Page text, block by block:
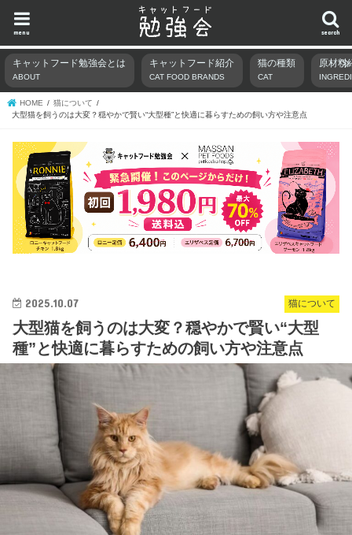
search
menu
キャットフード勉強会とは
ABOUT
キャットフード紹介
CAT FOOD BRANDS
猫の種類
CAT
原材料
HOME
猫について
大型猫を飼うのは大変？穏やかで賢い“大型種”と快適に暮らすための飼い方や注意点
猫について
2025.10.07
大型猫を飼うのは大変？穏やかで賢い“大型
種”と快適に暮らすための飼い方や注意点